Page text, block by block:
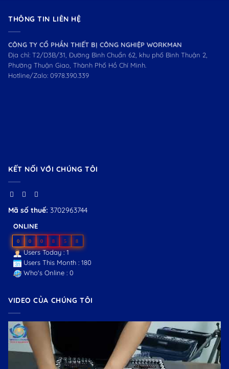
THÔNG TIN LIÊN HỆ
CÔNG TY CỔ PHẦN THIẾT BỊ CÔNG NGHIỆP WORKMAN
Địa chỉ: T2/D3B/31, Đường Bình Chuẩn 62, khu phố Bình Thuận 2,
Phường Thuận Giao, Thành Phố Hồ Chí Minh.
Hotline/Zalo: 0978.390.339
KẾT NỐI VỚI CHÚNG TÔI
Mã số thuế: 3702963744
ONLINE
0 0 0 8 5 8
Users Today : 1
Users This Month : 180
Who's Online : 0
VIDEO CỦA CHÚNG TÔI